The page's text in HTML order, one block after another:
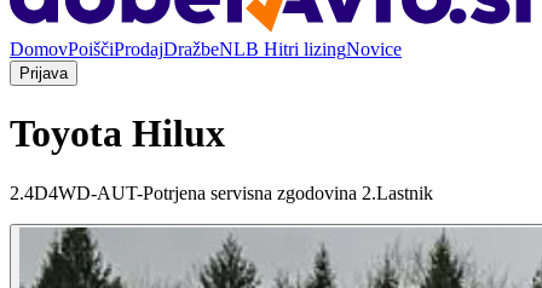
DomovPoiščiProdajDražbeNLB Hitri lizingNovice
Prijava
Toyota Hilux
2.4D4WD-AUT-Potrjena servisna zgodovina 2.Lastnik